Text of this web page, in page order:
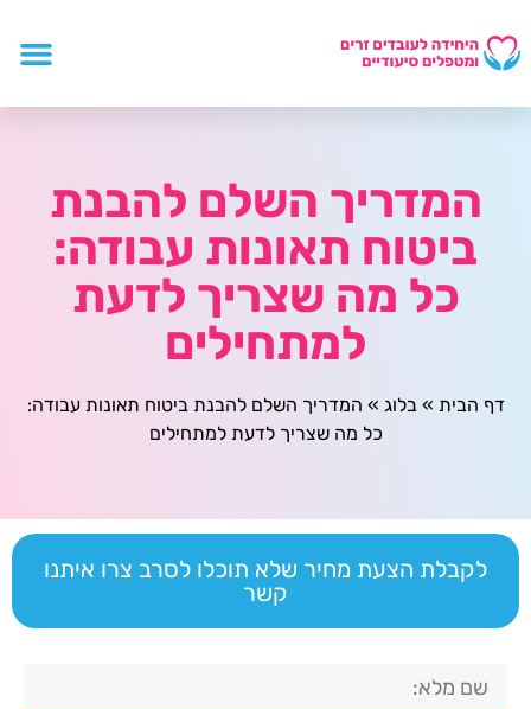
המדריך השלם להבנת
ביטוח תאונות עבודה:
כל מה שצריך לדעת
למתחילים
דף הבית »בלוג » המדריך השלם להבנת ביטוח תאונות עבודה:
כל מה שצריך לדעת למתחילים
לקבלת הצעת מחיר שלא תוכלו לסרב צרו איתנו
קשר